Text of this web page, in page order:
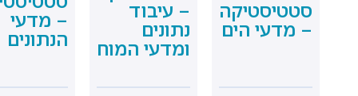
סטטיסטיקה
– מדעי הים
– עיבוד
נתונים
ומדעי המוח
– מדעי
הנתונים